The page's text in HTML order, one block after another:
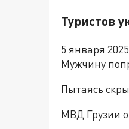
Туристов
5 января
Мужчину
Пытаясь
МВД Грузии